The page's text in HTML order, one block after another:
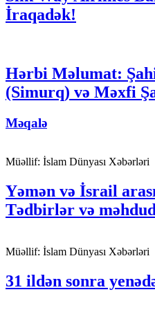
İraqadək!
Hərbi Məlumat:
(Simurq) və Məxfi
Məqalə
Müəllif: İslam Dünyası Xəbərləri
Yəmən və İsrail
Tədbirlər və
Müəllif: İslam Dünyası Xəbərləri
31 ildən sonra